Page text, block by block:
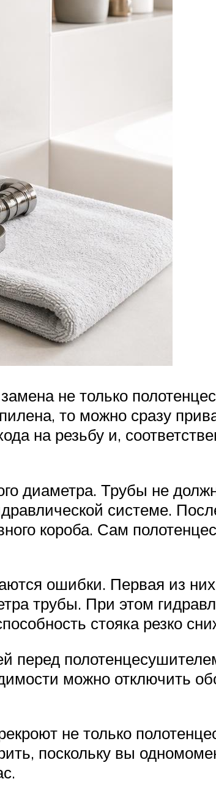
не только
то можно сразу
на резьбу и,
диаметра. Трубы не
системе.
короба. Сам
ошибки. Первая из
трубы. При этом
стояка резко
перед
можно отключить
не только
поскольку вы